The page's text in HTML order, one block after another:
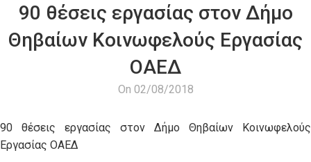
90 θέσεις εργασίας στον Δήμο
Θηβαίων Κοινωφελούς Εργασίας
ΟΑΕΔ
On 02/08/2018
90 θέσεις εργασίας στον Δήμο Θηβαίων Κοινωφελούς
Εργασίας ΟΑΕΔ